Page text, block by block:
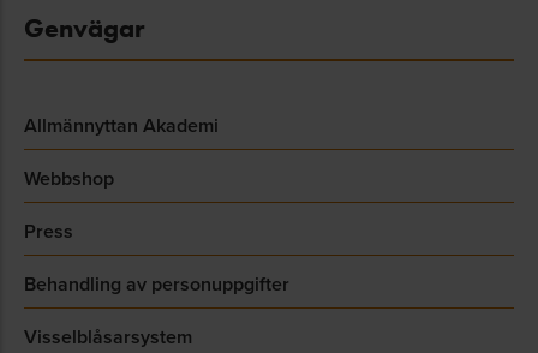
Genvägar
Allmännyttan Akademi
Webbshop
Press
Behandling av personuppgifter
Visselblåsarsystem